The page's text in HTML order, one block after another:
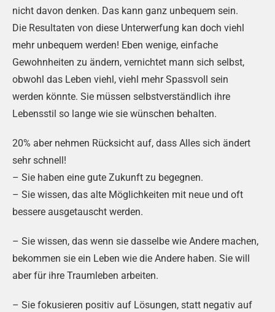
nicht davon denken. Das kann ganz unbequem sein.
Die Resultaten von diese Unterwerfung kan doch viehl
mehr unbequem werden! Eben wenige, einfache
Gewohnheiten zu ändern, vernichtet mann sich selbst,
obwohl das Leben viehl, viehl mehr Spassvoll sein
werden könnte. Sie müssen selbstverständlich ihre
Lebensstil so lange wie sie wünschen behalten.
20% aber nehmen Rücksicht auf, dass Alles sich ändert
sehr schnell!
– Sie haben eine gute Zukunft zu begegnen.
– Sie wissen, das alte Möglichkeiten mit neue und oft
bessere ausgetauscht werden.
– Sie wissen, das wenn sie dasselbe wie Andere machen,
bekommen sie ein Leben wie die Andere haben. Sie will
aber für ihre Traumleben arbeiten.
– Sie fokusieren positiv auf Lösungen, statt negativ auf